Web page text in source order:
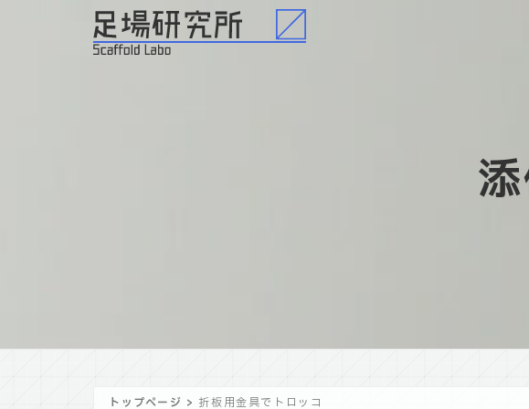
トップページ > 折板用金具でトロッコ